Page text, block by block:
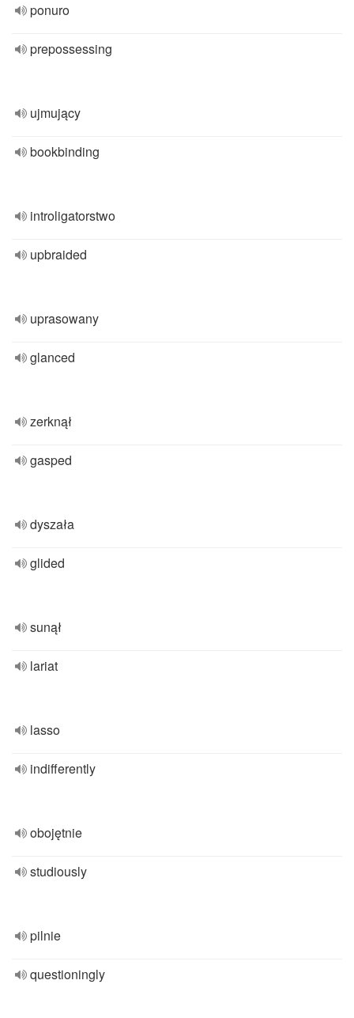
ponuro
prepossessing
ujmujący
bookbinding
introligatorstwo
upbraided
uprasowany
glanced
zerknął
gasped
dyszała
glided
sunął
lariat
lasso
indifferently
obojętnie
studiously
pilnie
questioningly